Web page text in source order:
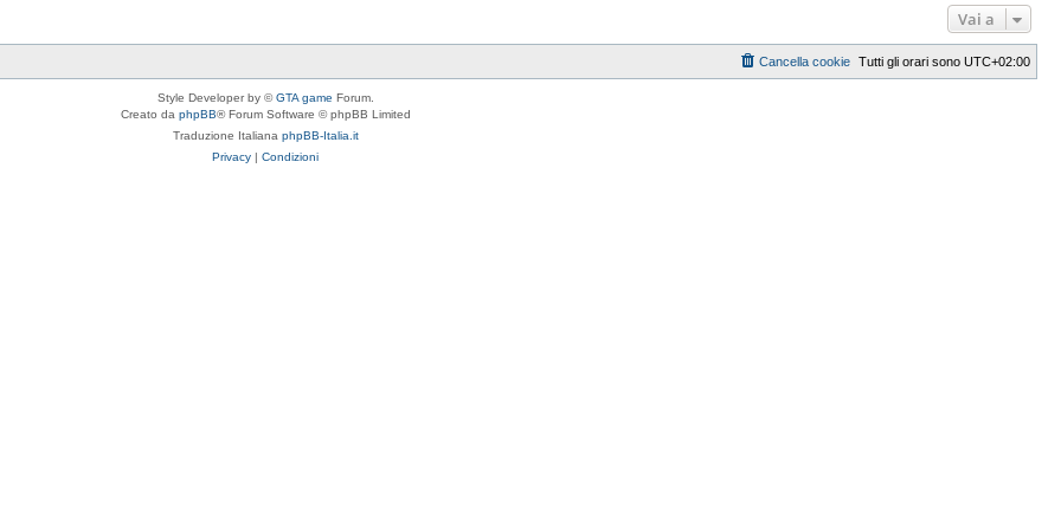
Vai a
Tutti gli orari sono UTC+02:00
Cancella cookie
Style Developer by ©GTA game Forum.
Creato da phpBB® Forum Software © phpBB Limited
Traduzione Italiana phpBB-Italia.it
Privacy | Condizioni